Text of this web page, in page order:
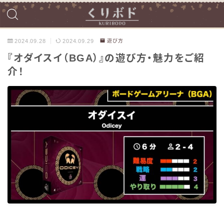
2024.09.28 2024.09.29 遊び方
『オダイスイ（BGA）』の遊び方・魅力をご紹
介！